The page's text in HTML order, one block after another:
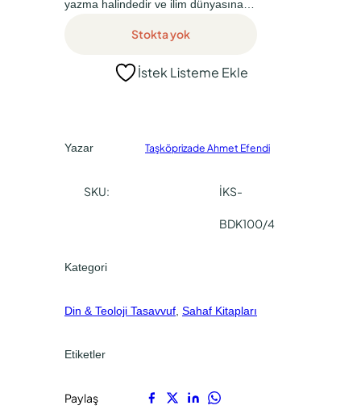
:
0
:
.
yazma halindedir ve ilim dünyasına…
Stokta yok
İstek Listeme Ekle
Yazar Taşköprizade Ahmet Efendi
SKU: İKS-
BDK100/4
Kategori
Din & Teoloji Tasavvuf Sahaf Kitapları
Etiketler
Paylaş